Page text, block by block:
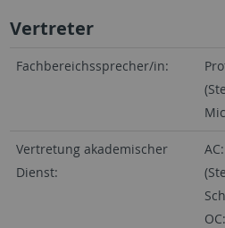
Vertreter
Fachbereichssprecher/in:
Vertretung akademischer
Dienst: